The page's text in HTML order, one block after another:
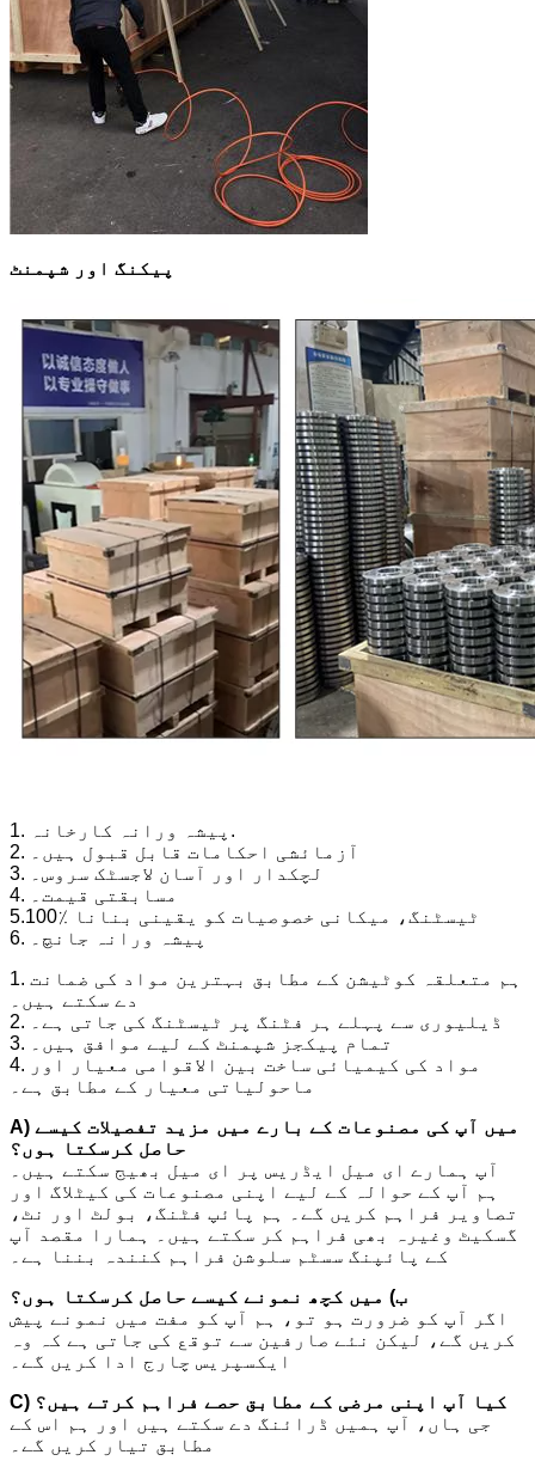
پیکنگ اور شپمنٹ
1. پیشہ ورانہ کارخانہ.
2. آزمائشی احکامات قابل قبول ہیں۔
3. لچکدار اور آسان لاجسٹک سروس۔
4. مسابقتی قیمت۔
5.100٪ ٹیسٹنگ، میکانی خصوصیات کو یقینی بنانا
6. پیشہ ورانہ جانچ۔
1. ہم متعلقہ کوٹیشن کے مطابق بہترین مواد کی ضمانت
دے سکتے ہیں۔
2. ڈیلیوری سے پہلے ہر فٹنگ پر ٹیسٹنگ کی جاتی ہے۔
3. تمام پیکجز شپمنٹ کے لیے موافق ہیں۔
4. مواد کی کیمیائی ساخت بین الاقوامی معیار اور
ماحولیاتی معیار کے مطابق ہے۔
A) میں آپ کی مصنوعات کے بارے میں مزید تفصیلات کیسے
حاصل کرسکتا ہوں؟
آپ ہمارے ای میل ایڈریس پر ای میل بھیج سکتے ہیں۔
ہم آپ کے حوالہ کے لیے اپنی مصنوعات کی کیٹلاگ اور
تصاویر فراہم کریں گے۔ ہم پائپ فٹنگ، بولٹ اور نٹ،
گسکیٹ وغیرہ بھی فراہم کر سکتے ہیں۔ ہمارا مقصد آپ
کے پائپنگ سسٹم سلوشن فراہم کنندہ بننا ہے۔
ب) میں کچھ نمونے کیسے حاصل کرسکتا ہوں؟
اگر آپ کو ضرورت ہو تو، ہم آپ کو مفت میں نمونے پیش
کریں گے، لیکن نئے صارفین سے توقع کی جاتی ہے کہ وہ
ایکسپریس چارج ادا کریں گے۔
C) کیا آپ اپنی مرضی کے مطابق حصے فراہم کرتے ہیں؟
جی ہاں، آپ ہمیں ڈرائنگ دے سکتے ہیں اور ہم اس کے
مطابق تیار کریں گے۔